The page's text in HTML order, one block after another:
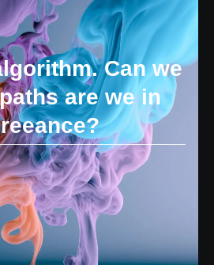
Can we
are we in